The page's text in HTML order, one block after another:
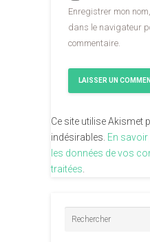
Enregistrer mon
dans le navigateur
commentaire.
Ce site utilise Akismet
indésirables. En
les données de vos
traitées.